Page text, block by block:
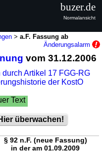
>a.F. Fassung ab
Änderungsalarm
vom 31.12.2006
Artikel 17 FGG-RG
der KostO
Text
überwachen!
§ 92 n.F. (neue Fassung)
in der am 01.09.2009
buzer.de
Normalansicht